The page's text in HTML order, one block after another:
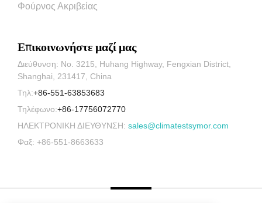
Φούρνος Ακριβείας
Επικοινωνήστε μαζί μας
Διεύθυνση: No. 3215, Huhang Highway, Fengxian District,
Shanghai, 231417, China
Τηλ:+86-551-63853683
Τηλέφωνο:+86-17756072770
ΗΛΕΚΤΡΟΝΙΚΗ ΔΙΕΥΘΥΝΣΗ: sales@climatestsymor.com
Φαξ: +86-551-8663633